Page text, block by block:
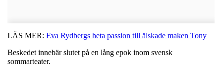
LÄS MER: Eva Rydbergs heta passion till älskade maken Tony
Beskedet innebär slutet på en lång epok inom svensk
sommarteater.